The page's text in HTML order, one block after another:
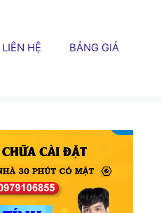
LIÊN HỆ BẢNG GIÁ